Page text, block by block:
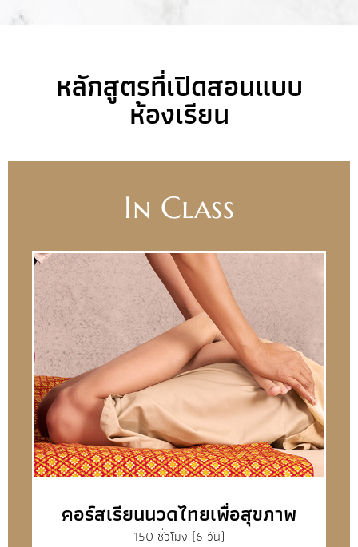
หลักสูตรที่เปิดสอนแบบ
ห้องเรียน
In Class
คอร์สเรียนนวดไทยเพื่อสุขภาพ
150 ชั่วโมง (6 วัน)